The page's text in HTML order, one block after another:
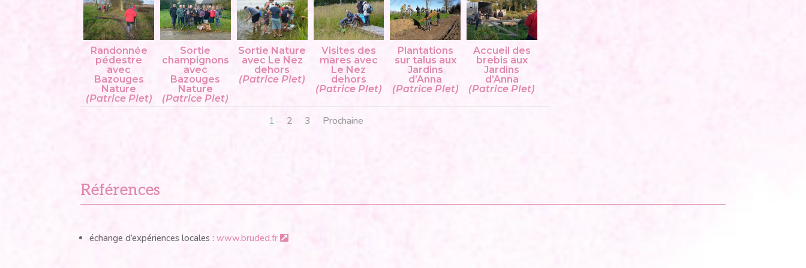
Randonnée
pédestre
avec
Bazouges
Nature
(Patrice Plet)
Sortie
champignons
avec
Bazouges
Nature
(Patrice Plet)
Sortie Nature
avec Le Nez
dehors
(Patrice Plet)
Visites des
mares avec
Le Nez
dehors
(Patrice Plet)
Plantations
sur talus aux
Jardins
d’Anna
(Patrice Plet)
Accueil des
brebis aux
Jardins
d’Anna
(Patrice Plet)
1 2 3 Prochaine
Références
échange d’expériences locales :www.bruded.fr